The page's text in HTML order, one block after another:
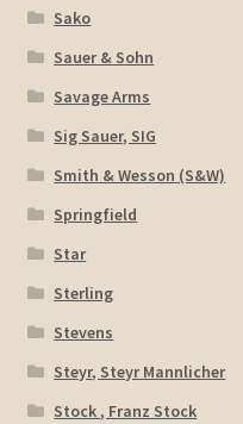
Sako
Sauer & Sohn
Savage Arms
Sig Sauer, SIG
Smith & Wesson (S&W)
Springfield
Star
Sterling
Stevens
Steyr, Steyr Mannlicher
Stock , Franz Stock